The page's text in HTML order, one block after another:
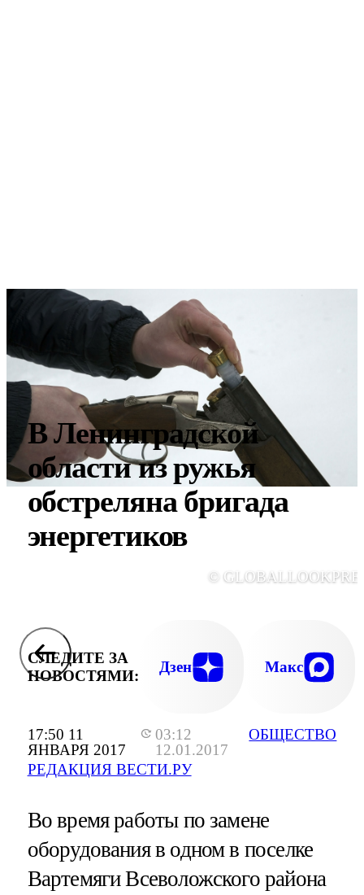
17:50 11
ЯНВАРЯ 2017
03:12
12.01.2017
РЕДАКЦИЯ ВЕСТИ.РУ
ОБЩЕСТВО
В Ленинградской
области из ружья
обстреляна бригада
энергетиков
©
СЛЕДИТЕ ЗА
НОВОСТЯМИ:
Дзен Макс
Во время работы по замене
оборудования в одном в поселке
Вартемяги Всеволожского района